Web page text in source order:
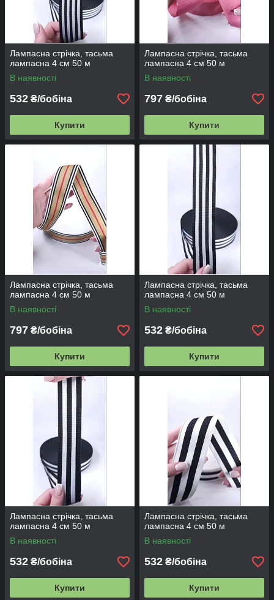
Лампасна стрічка, тасьма
лампасна 4 см 50 м
В наявності
532 ₴/бобіна
Купити
Лампасна стрічка, тасьма
лампасна 4 см 50 м
В наявності
797 ₴/бобіна
Купити
Лампасна стрічка, тасьма
лампасна 4 см 50 м
В наявності
797 ₴/бобіна
Купити
Лампасна стрічка, тасьма
лампасна 4 см 50 м
В наявності
532 ₴/бобіна
Купити
Лампасна стрічка, тасьма
лампасна 4 см 50 м
В наявності
532 ₴/бобіна
Купити
Лампасна стрічка, тасьма
лампасна 4 см 50 м
В наявності
532 ₴/бобіна
Купити